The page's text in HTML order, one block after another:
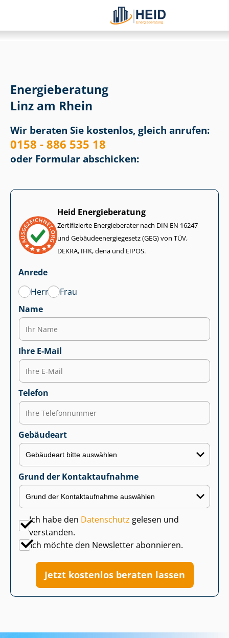
Energieberatung
Linz am Rhein
Wir beraten Sie kostenlos, gleich anrufen:
0158 - 886 535 18
oder Formular abschicken:
Heid Energieberatung
Zertifizierte Energieberater nach DIN EN 16247
und Ge­bäu­de­en­er­gie­ge­setz (GEG) von TÜV,
DEKRA, IHK, dena und EIPOS.
Anrede
Herr
Frau
Name
Ihre E-Mail
Telefon
Gebäudeart
Grund der Kontaktaufnahme
Ich habe den Datenschutz gelesen und
verstanden.
Ich möchte den Newsletter abonnieren.
Jetzt kostenlos beraten lassen